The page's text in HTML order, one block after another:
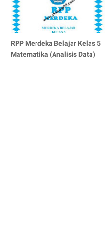
RPP Merdeka Belajar Kelas 5
Matematika (Analisis Data)